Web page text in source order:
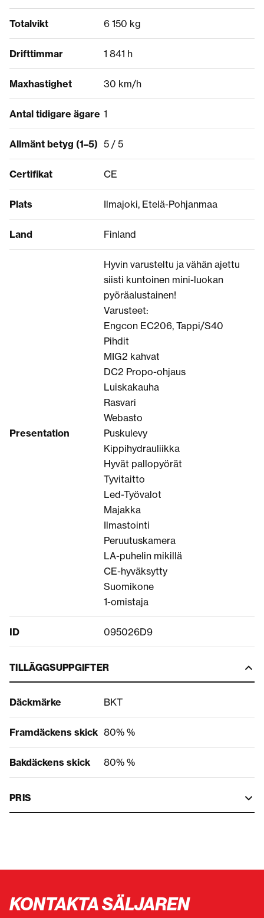
Totalvikt 6 150 kg
Drifttimmar 1 841 h
Maxhastighet 30 km/h
Antal tidigare ägare 1
Allmänt betyg (1–5) 5 / 5
Certifikat CE
Plats Ilmajoki, Etelä-Pohjanmaa
Land Finland
Presentation
Hyvin varusteltu ja vähän ajettu
siisti kuntoinen mini-luokan
pyöräalustainen!
Varusteet:
Engcon EC206, Tappi/S40
Pihdit
MIG2 kahvat
DC2 Propo-ohjaus
Luiskakauha
Rasvari
Webasto
Puskulevy
Kippihydrauliikka
Hyvät pallopyörät
Tyvitaitto
Led-Työvalot
Majakka
Ilmastointi
Peruutuskamera
LA-puhelin mikillä
CE-hyväksytty
Suomikone
1-omistaja
ID 095026D9
TILLÄGGSUPPGIFTER
Däckmärke BKT
Framdäckens skick 80% %
Bakdäckens skick 80% %
PRIS
KONTAKTA SÄLJAREN